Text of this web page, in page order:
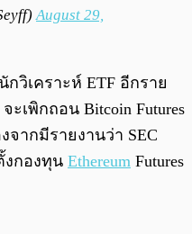
August 29,
กวิเคราะห์ ETF อีกราย
ะเพิกถอน Bitcoin Futures
จากมีรายงานว่า SEC
งกองทุน Ethereum Futures